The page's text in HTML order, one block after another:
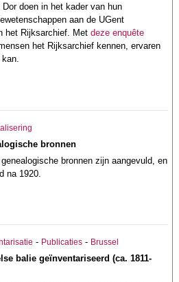
doen in het kader van hun
aan de UGent
het Rijksarchief. Metdeze enquête
het Rijksarchief kennen, ervaren
bronnen
bronnen zijn aangevuld, en
na 1920.
- Publicaties - Brussel
balie geïnventariseerd (ca. 1811-